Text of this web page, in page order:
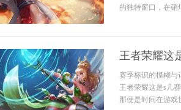
的独特窗口，在硝
王者荣耀这
赛季标识的模糊与
王者荣耀这是s几
那便是时间在游戏